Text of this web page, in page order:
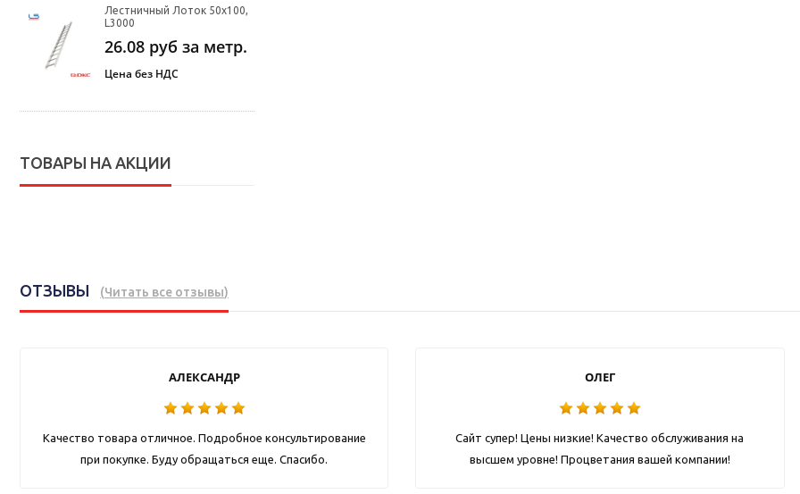
Лестничный Лоток 50х100,
L3000
26.08 руб за метр.
Цена без НДС
ТОВАРЫ НА АКЦИИ
ОТЗЫВЫ (Читать все отзывы)
АЛЕКСАНДР
Качество товара отличное. Подробное консультирование
при покупке. Буду обращаться еще. Спасибо.
ОЛЕГ
Сайт супер! Цены низкие! Качество обслуживания на
высшем уровне! Процветания вашей компании!